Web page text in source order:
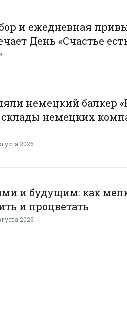
и ежедневная
День «Счастье
немецкий балкер
немецких
2026
и будущим: как
и процветать
2026